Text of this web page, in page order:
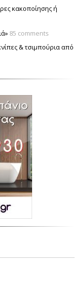
κακοποίησης ή
85 comments
& τσιμπούρια από